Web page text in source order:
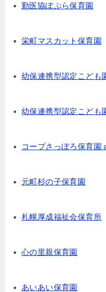
勤医協ぽぷら保育園
栄町マスカット保育園
幼保連携型認定こども
幼保連携型認定こども
コープさっぽろ保育園
元町杉の子保育園
札幌厚成福祉会保育所
心の里親保育園
あいあい保育園